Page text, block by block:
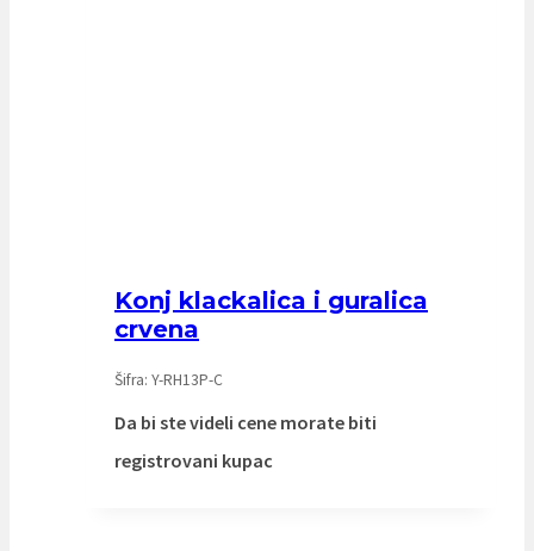
Konj klackalica i guralica
crvena
Šifra: Y-RH13P-C
Da bi ste videli cene morate biti
registrovani kupac